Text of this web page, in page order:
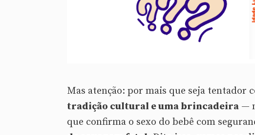
Mas atenção: por mais que seja tentador
tradição cultural e uma brincadeira —
que confirma o sexo do bebê com